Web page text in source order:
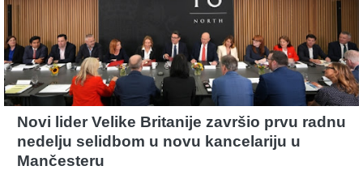
Novi lider Velike Britanije završio prvu radnu
nedelju selidbom u novu kancelariju u
Mančesteru